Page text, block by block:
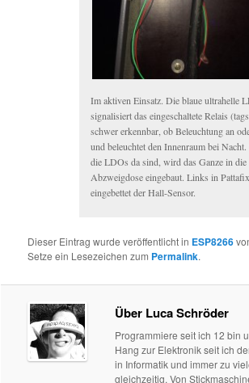
Im aktiven Einsatz. Die blaue ultrahelle
signalisiert das eingeschaltete Relais
schwer erkennbar, ob Beleuchtung an
und beleuchtet den Innenraum bei Nacht.
die LDOs da sind, wird das Ganze in die
Abzweigdose eingebaut. Links in Pattafix
eingebettet der Hall-Sensor.
Dieser Eintrag wurde veröffentlicht in ESP8266
Setze ein Lesezeichen zum Permalink.
Über Luca Schröder
Programmiere seit ich 12 bin
Hang zur Elektronik seit ich
in Informatik und immer zu
gleichzeitig. Von